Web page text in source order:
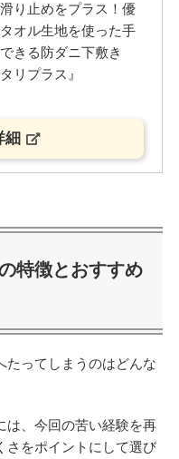
り止めをプラス！優
オル生地を使った手
きる防ダニ下敷き
タリプラス』
細
特徴とおすすめ
たってしまうのはどんな
は、今回の苦い経験を再
さをポイントにして選び